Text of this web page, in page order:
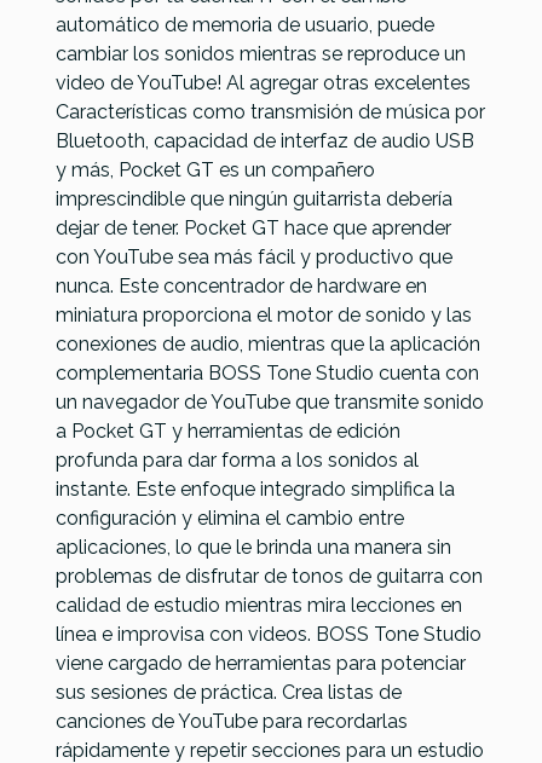
automático de memoria de usuario, puede
cambiar los sonidos mientras se reproduce un
video de YouTube! Al agregar otras excelentes
Características como transmisión de música por
Bluetooth, capacidad de interfaz de audio USB
y más, Pocket GT es un compañero
imprescindible que ningún guitarrista debería
dejar de tener. Pocket GT hace que aprender
con YouTube sea más fácil y productivo que
nunca. Este concentrador de hardware en
miniatura proporciona el motor de sonido y las
conexiones de audio, mientras que la aplicación
complementaria BOSS Tone Studio cuenta con
un navegador de YouTube que transmite sonido
a Pocket GT y herramientas de edición
profunda para dar forma a los sonidos al
instante. Este enfoque integrado simplifica la
configuración y elimina el cambio entre
aplicaciones, lo que le brinda una manera sin
problemas de disfrutar de tonos de guitarra con
calidad de estudio mientras mira lecciones en
línea e improvisa con videos. BOSS Tone Studio
viene cargado de herramientas para potenciar
sus sesiones de práctica. Crea listas de
canciones de YouTube para recordarlas
rápidamente y repetir secciones para un estudio